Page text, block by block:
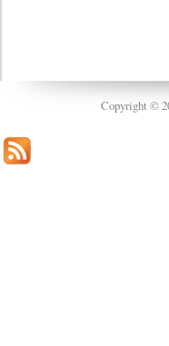
Copyright ©